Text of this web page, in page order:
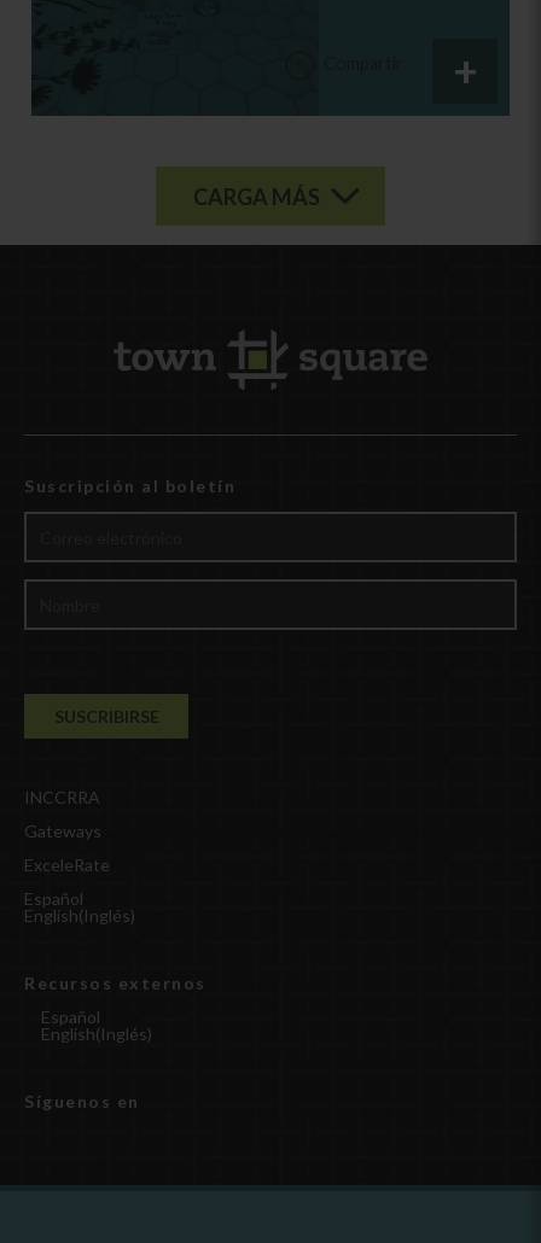
CARGA MÁS
Suscripción al boletín
INCCRRA
Gateways
ExceleRate
Español
English(Inglés)
Recursos externos
Español
English(Inglés)
Síguenos en